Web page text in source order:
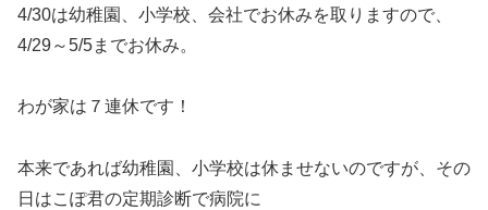
4/30は幼稚園、小学校、会社でお休みを取りますので、
4/29～5/5までお休み。
わが家は７連休です！
本来であれば幼稚園、小学校は休ませないのですが、その
日はこぽ君の定期診断で病院に